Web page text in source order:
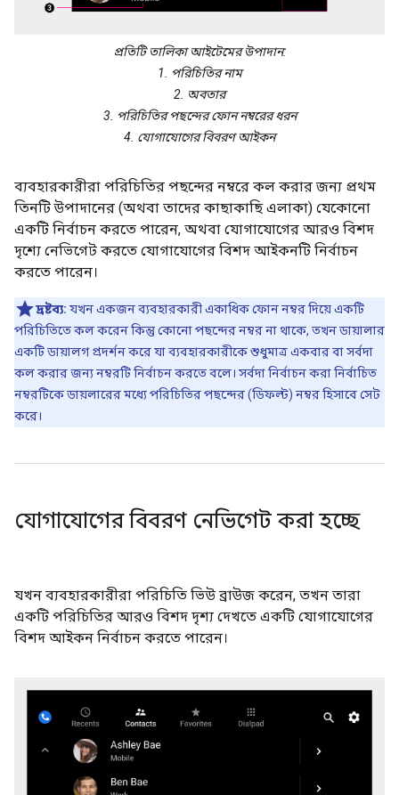
প্রতিটি তালিকা আইটেমের উপাদান:
1. পরিচিতির নাম
2. অবতার
3. পরিচিতির পছন্দের ফোন নম্বরের ধরন
4. যোগাযোগের বিবরণ আইকন
ব্যবহারকারীরা পরিচিতির পছন্দের নম্বরে কল করার জন্য প্রথম
তিনটি উপাদানের (অথবা তাদের কাছাকাছি এলাকা) যেকোনো
একটি নির্বাচন করতে পারেন, অথবা যোগাযোগের আরও বিশদ
দৃশ্যে নেভিগেট করতে যোগাযোগের বিশদ আইকনটি নির্বাচন
করতে পারেন।
দ্রষ্টব্য: যখন একজন ব্যবহারকারী একাধিক ফোন নম্বর দিয়ে একটি
পরিচিতিতে কল করেন কিন্তু কোনো পছন্দের নম্বর না থাকে, তখন ডায়ালার
একটি ডায়ালগ প্রদর্শন করে যা ব্যবহারকারীকে শুধুমাত্র একবার বা সর্বদা
কল করার জন্য নম্বরটি নির্বাচন করতে বলে। সর্বদা নির্বাচন করা নির্বাচিত
নম্বরটিকে ডায়লারের মধ্যে পরিচিতির পছন্দের (ডিফল্ট) নম্বর হিসাবে সেট
করে।
যোগাযোগের বিবরণ নেভিগেট করা হচ্ছে
যখন ব্যবহারকারীরা পরিচিতি ভিউ ব্রাউজ করেন, তখন তারা
একটি পরিচিতির আরও বিশদ দৃশ্য দেখতে একটি যোগাযোগের
বিশদ আইকন নির্বাচন করতে পারেন।